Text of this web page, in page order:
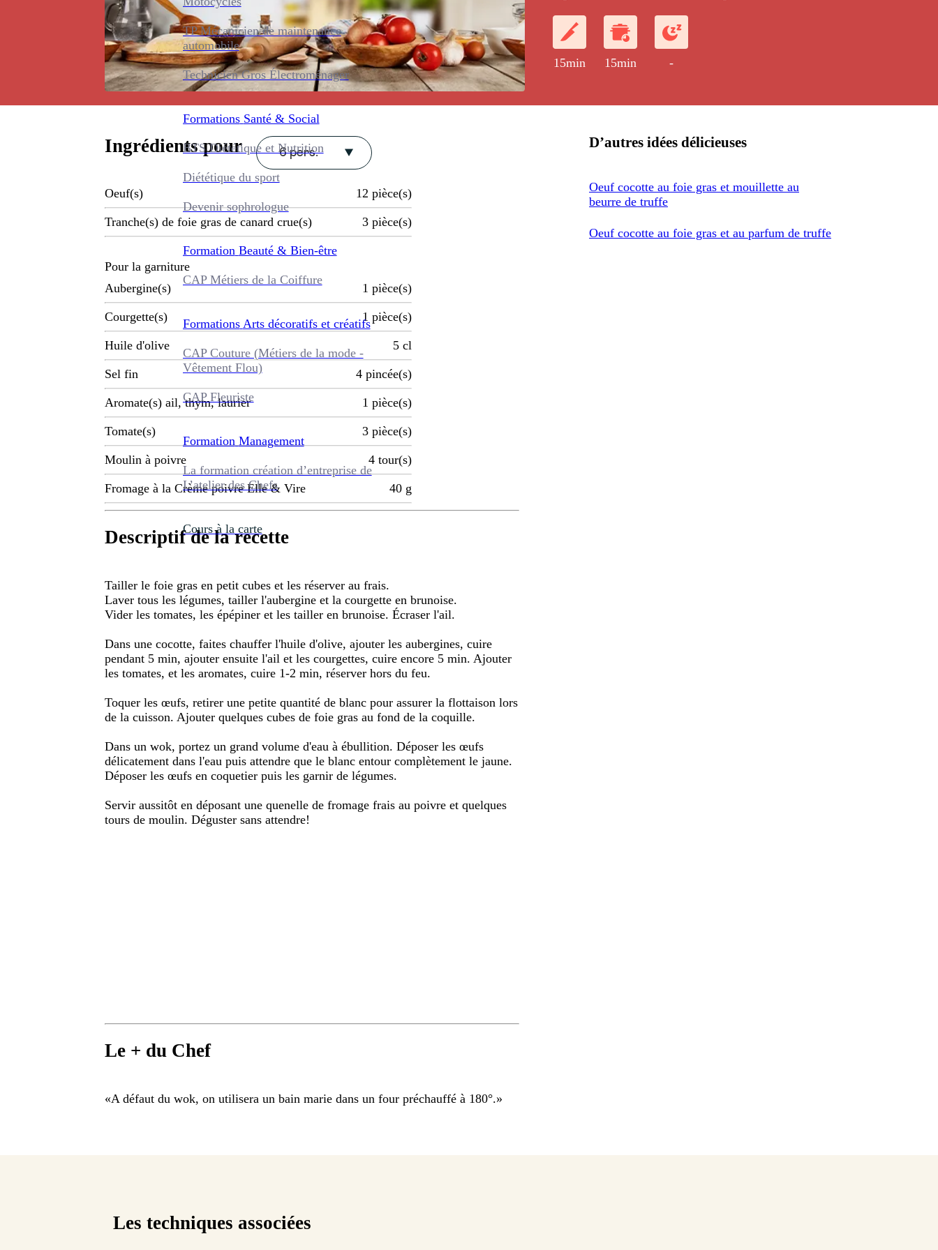
TP Mécanicien de maintenance
automobile
Technicien Gros Électroménager
Formations Santé & Social
BTS Diététique et Nutrition
Diététique du sport
Devenir sophrologue
Formation Beauté & Bien-être
CAP Métiers de la Coiffure
Formations Arts décoratifs et créatifs
CAP Couture (Métiers de la mode -
Vêtement Flou)
CAP Fleuriste
Formation Management
La formation création d’entreprise de
L’atelier des Chefs
Cours à la carte
15min 15min -
Ingrédients pour 6 pers.
Oeuf(s) 12 pièce(s)
Tranche(s) de foie gras de canard crue(s) 3 pièce(s)
Pour la garniture
Aubergine(s)
1 pièce(s)
Courgette(s) 1 pièce(s)
Huile d'olive 5 cl
Sel fin 4 pincée(s)
Aromate(s) ail, thym, laurier 1 pièce(s)
Tomate(s) 3 pièce(s)
Moulin à poivre 4 tour(s)
Fromage à la Crème poivre Elle & Vire 40 g
Descriptif de la recette
Tailler le foie gras en petit cubes et les réserver au frais.
Laver tous les légumes, tailler l'aubergine et la courgette en brunoise.
Vider les tomates, les épépiner et les tailler en brunoise. Écraser l'ail.
Dans une cocotte, faites chauffer l'huile d'olive, ajouter les aubergines, cuire
pendant 5 min, ajouter ensuite l'ail et les courgettes, cuire encore 5 min. Ajouter
les tomates, et les aromates, cuire 1-2 min, réserver hors du feu.
Toquer les œufs, retirer une petite quantité de blanc pour assurer la flottaison lors
de la cuisson. Ajouter quelques cubes de foie gras au fond de la coquille.
Dans un wok, portez un grand volume d'eau à ébullition. Déposer les œufs
délicatement dans l'eau puis attendre que le blanc entour complètement le jaune.
Déposer les œufs en coquetier puis les garnir de légumes.
Servir aussitôt en déposant une quenelle de fromage frais au poivre et quelques
tours de moulin. Déguster sans attendre!
Le + du Chef
«A défaut du wok, on utilisera un bain marie dans un four préchauffé à 180°.»
D’autres idées délicieuses
Oeuf cocotte au foie gras et mouillette au
beurre de truffe
Oeuf cocotte au foie gras et au parfum de truffe
Les techniques associées